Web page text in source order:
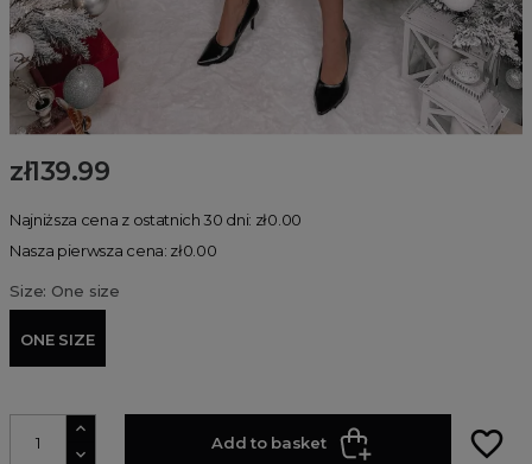
zł139.99
Najniższa cena z ostatnich 30 dni: zł0.00
Nasza pierwsza cena: zł0.00
Size: One size
ONE SIZE
Add to basket favorite_border